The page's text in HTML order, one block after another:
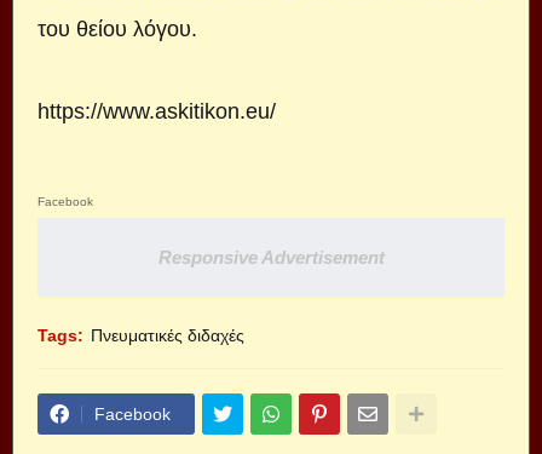
του θείου λόγου.
https://www.askitikon.eu/
Facebook
Responsive Advertisement
Tags: Πνευματικές διδαχές
Facebook